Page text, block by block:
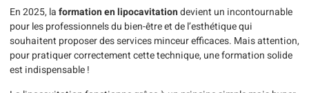
En 2025, laformation en lipocavitationdevient un incontournable
pour les professionnels du bien-être et de l’esthétique qui
souhaitent proposer des services minceur efficaces. Mais attention,
pour pratiquer correctement cette technique, une formation solide
est indispensable !